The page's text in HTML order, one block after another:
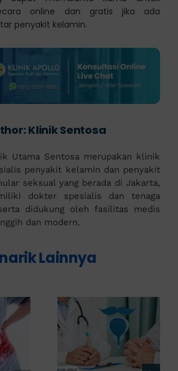
online dan gratis jika ada
penyakit kelamin.
Klinik Sentosa
Utama Sentosa merupakan klinik
penyakit kelamin dan penyakit
seksual yang berada di Jakarta,
dokter spesialis dan tenaga
didukung oleh fasilitas medis
dan modern.
Lainnya